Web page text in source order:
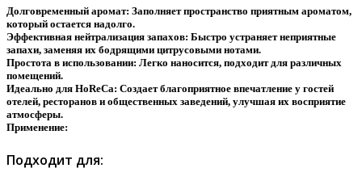
Долговременный аромат: Заполняет пространство приятным ароматом,
который остается надолго.
Эффективная нейтрализация запахов: Быстро устраняет неприятные
запахи, заменяя их бодрящими цитрусовыми нотами.
Простота в использовании: Легко наносится, подходит для различных
помещений.
Идеально для HoReCa: Создает благоприятное впечатление у гостей
отелей, ресторанов и общественных заведений, улучшая их восприятие
атмосферы.
Применение:
Подходит для: